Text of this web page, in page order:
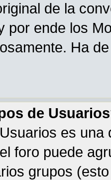
de la
por ende los
Ha
de
es una
foro puede
grupos